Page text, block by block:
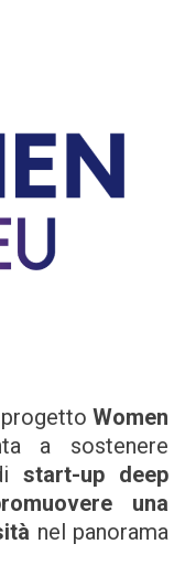
Women
a sostenere
start-up deep
una
nel panorama